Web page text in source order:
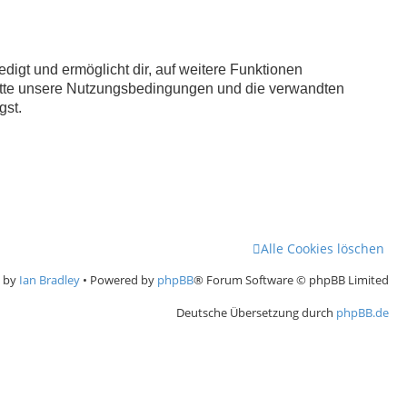
und ermöglicht dir, auf weitere Funktionen
unsere Nutzungsbedingungen und die verwandten
Alle Cookies löschen
by Ian Bradley • Powered by phpBB® Forum Software © phpBB Limited
Deutsche Übersetzung durch phpBB.de